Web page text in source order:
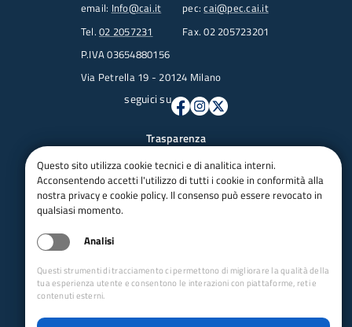
email: Info@cai.it pec:cai@pec.cai.it
Tel. 02 2057231
Fax. 02 205723201
P.IVA 03654880156
Via Petrella 19 - 20124 Milano
seguici su
Trasparenza
Amministrazione trasparente
Albo pretorio online
Appalti
Concorsi
Iso 14001
Questo sito utilizza cookie tecnici e di analitica interni.
Acconsentendo accetti l'utilizzo di tutti i cookie in conformità alla
nostra privacy e cookie policy. Il consenso può essere revocato in
qualsiasi momento.
Analisi
Questi strumenti di tracciamento ci permettono di migliorare la qualità della
tua esperienza utente e consentono le interazioni con piattaforme, reti e
contenuti esterni.